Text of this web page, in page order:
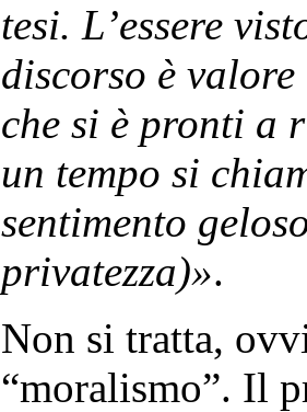
tesi. L’essere
discorso è
che si è pronti a
un tempo si
sentimento
privatezza)».
Non si tratta,
“moralismo”. Il